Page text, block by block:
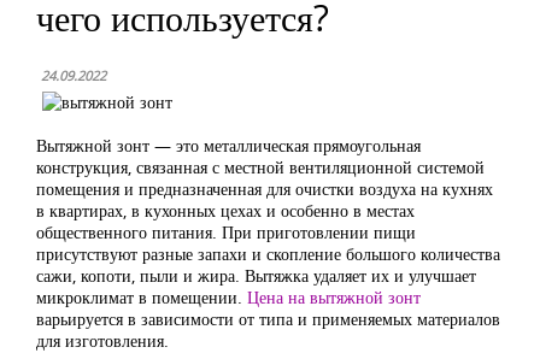
чего используется?
24.09.2022
Вытяжной зонт — это металлическая прямоугольная
конструкция, связанная с местной вентиляционной системой
помещения и предназначенная для очистки воздуха на кухнях
в квартирах, в кухонных цехах и особенно в местах
общественного питания. При приготовлении пищи
присутствуют разные запахи и скопление большого количества
сажи, копоти, пыли и жира. Вытяжка удаляет их и улучшает
микроклимат в помещении. Цена на вытяжной зонт
варьируется в зависимости от типа и применяемых материалов
для изготовления.